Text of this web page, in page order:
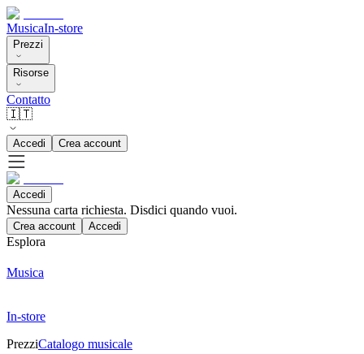
MusicaIn-store
Prezzi
Risorse
Contatto
🇮🇹
Accedi Crea account
Accedi
Nessuna carta richiesta. Disdici quando vuoi.
Crea account Accedi
Esplora
Musica
In-store
PrezziCatalogo musicale